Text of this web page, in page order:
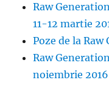
Raw
11-12 martie
Poze de la
Raw
noiembrie 2016